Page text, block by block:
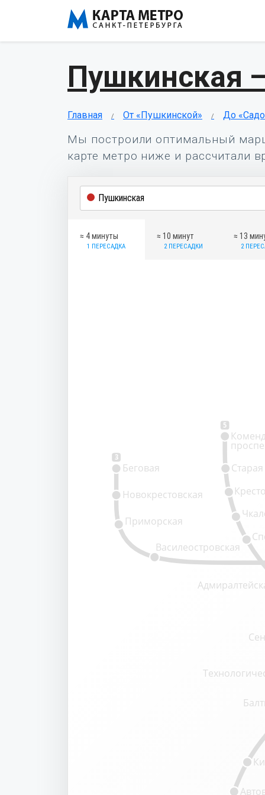
Пушкинская
Главная От «Пушкинской» До
Мы построили оптимальный
карте метро ниже и рассчитали
≈ 4 минуты
1 ПЕРЕСАДКА
≈ 10 минут
2 ПЕРЕСАДКИ
≈ 13
2
3
5
Василеостровская
Приморская
Новокрестовская
Беговая